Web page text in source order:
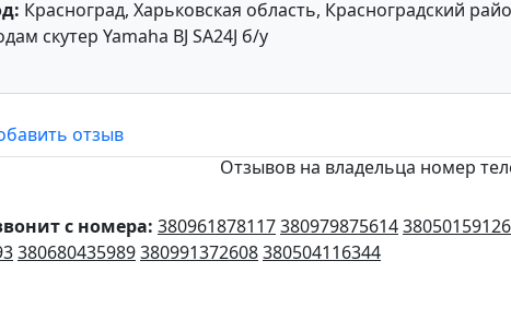
Красноград, Харьковская область, Красноградский
скутер Yamaha BJ SA24J б/у
отзыв
Отзывов на владельца номер
с номера: 380961878117380979875614
380680435989380991372608380504116344